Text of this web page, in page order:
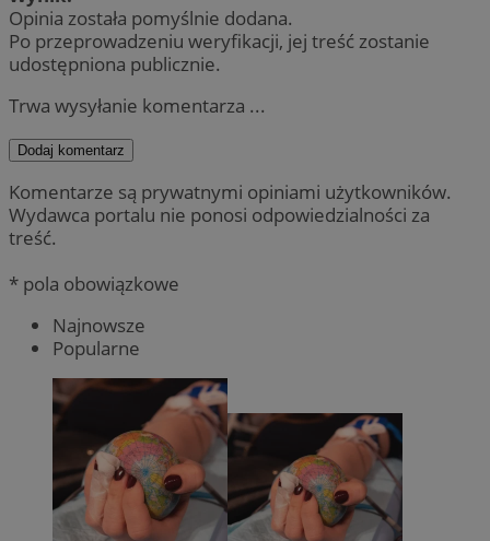
Opinia została pomyślnie dodana.
Po przeprowadzeniu weryfikacji, jej treść zostanie
udostępniona publicznie.
Trwa wysyłanie komentarza ...
Dodaj komentarz
Komentarze są prywatnymi opiniami użytkowników.
Wydawca portalu nie ponosi odpowiedzialności za
treść.
* pola obowiązkowe
Najnowsze
Popularne